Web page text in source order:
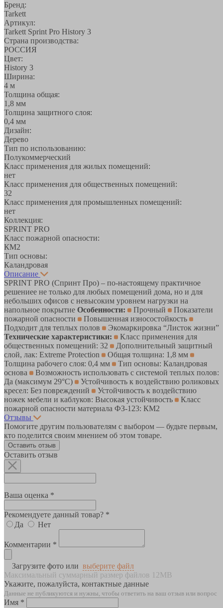
Бренд:
Tarkett
Артикул:
Tarkett Sprint Pro History 3
Страна производства:
РОССИЯ
Цвет:
History 3
Ширина:
4 м
Толщина общая:
1,8 мм
Толщина защитного слоя:
0,4 мм
Дизайн:
Дерево
Тип по использованию:
Полукоммерческий
Класс применения для жилых помещений:
нет
Класс применения для общественных помещений:
32
Класс применения для промышленных помещений:
нет
Коллекция:
SPRINT PRO
Класс пожарной опасности:
КМ2
Тип основы:
Каландровая
Описание
SPRINT PRO (Спринт Про) – по-настоящему практичное
решениее не только для любых помещений дома, но и для
небольших офисов с невысоким уровнем нагрузки на
напольное покрытие Особенности: Прочный
Показатели
пожарной опасности
Повышенная износостойкость
Подходит для теплых полов
Экомаркировка “Листок жизни”
Технические характеристики:
Класс применения для
общественных помещений: 32
Дополнительный защитный
слой, лак: Extreme Protection
Общая толщина: 1,8 мм
Толщина рабочего слоя: 0,4 мм
Тип основы: Каландровая
основа
Возможность использовать с системой теплых полов:
Да (максимум 29°C)
Устойчивость к воздействию роликовых
кресел: Без повреждений
Устойчивость к воздействию
ножек мебели и каблуков: Высокая устойчивость
Класс
пожарной опасности материала ФЗ-123: КМ2
Отзывы
Помогите другим пользователям с выбором — будьте первым,
кто поделится своим мнением об этом товаре.
Оставить отзыв
Оставить отзыв
Ваша оценка *
Рекомендуете данный товар? *
Да
Нет
Комментарии *
Загрузите фото или выберите файл
Максимальный суммарный размер файлов 12MB
Укажите, пожалуйста, контактные данные
Данные не публикуются и нужны, чтобы ответить на ваш отзыв или вопрос
Имя *